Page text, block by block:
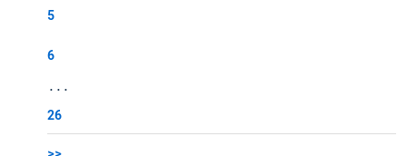
5
6
...
26